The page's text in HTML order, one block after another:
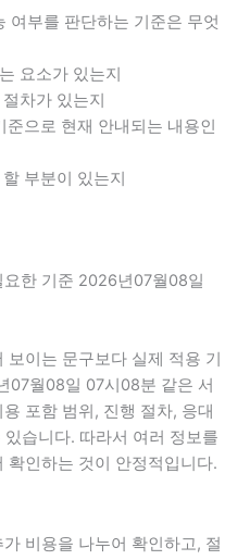
여부를 판단하는 기준은 무엇
요소가 있는지
차가 있는지
으로 현재 안내되는 내용인
부분이 있는지
한 기준 2026년07월08일
이는 문구보다 실제 적용 기
07월08일 07시08분 같은 서
포함 범위, 진행 절차, 응대
습니다. 따라서 여러 정보를
확인하는 것이 안정적입니다.
비용을 나누어 확인하고, 절